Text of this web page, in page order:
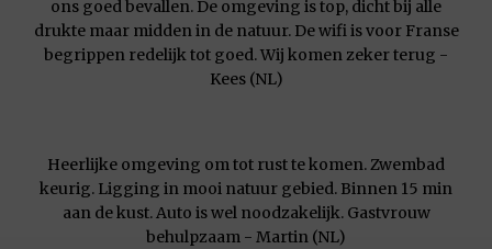
ons goed bevallen. De omgeving is top, dicht bij alle
drukte maar midden in de natuur. De wifi is voor Franse
begrippen redelijk tot goed. Wij komen zeker terug -
Kees (NL)
Heerlijke omgeving om tot rust te komen. Zwembad
keurig. Ligging in mooi natuur gebied. Binnen 15 min
aan de kust. Auto is wel noodzakelijk. Gastvrouw
behulpzaam - Martin (NL)